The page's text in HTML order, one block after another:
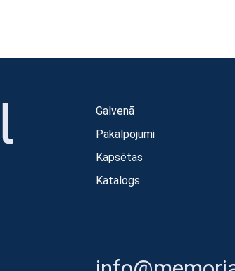
Galvenā
Pakalpojumi
Kapsētas
Katalogs